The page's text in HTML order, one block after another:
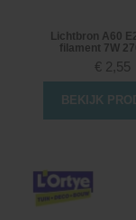
Lichtbron A60
filament 7W
€ 2,55
BEKIJK